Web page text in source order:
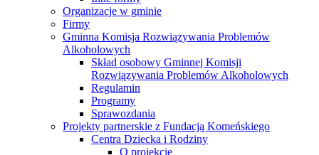
Organizacje w gminie
Firmy
Gminna Komisja Rozwiązywania Problemów
Alkoholowych
Skład osobowy Gminnej Komisji
Rozwiązywania Problemów Alkoholowych
Regulamin
Programy
Sprawozdania
Projekty partnerskie z Fundacją Komeńskiego
Centra Dziecka i Rodziny
O projekcie